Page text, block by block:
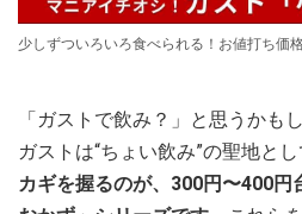
少しずついろいろ食べられる！お値打ち価
「ガストで飲み？」と思うかも
ガストは“ちょい飲み”の聖地と
カギを握るのが、300円〜400円